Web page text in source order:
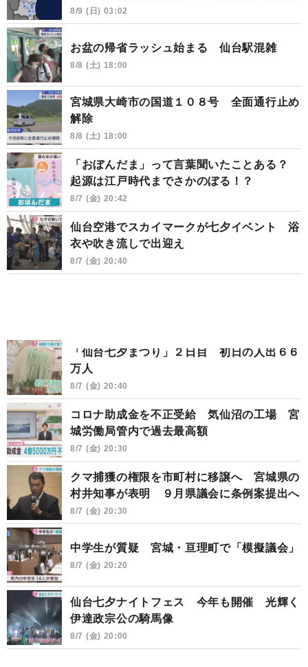
8/9 (日) 03:02
お盆の帰省ラッシュ始まる 仙台駅混雑
8/8 (土) 18:00
宮城県大崎市の国道１０８号 全面通行止め
解除
8/8 (土) 18:00
「おぼんだま」って言葉聞いたことある？
起源は江戸時代までさかのぼる！？
8/7 (金) 20:42
仙台空港でスカイマークが七夕イベント 浴
衣や吹き流しで出迎え
8/7 (金) 20:40
「仙台七夕まつり」２日目 初日の人出６６
万人
8/7 (金) 20:40
コロナ助成金を不正受給 気仙沼の工場 宮
城労働局管内で過去最高額
8/7 (金) 20:30
クマ捕獲の権限を市町村に移譲へ 宮城県の
村井知事が表明 ９月県議会に条例案提出へ
8/7 (金) 20:30
中学生が質疑 宮城・亘理町で「模擬議会」
8/7 (金) 20:20
仙台七夕ナイトフェス 今年も開催 光輝く
伊達政宗公の騎馬像
8/7 (金) 20:00